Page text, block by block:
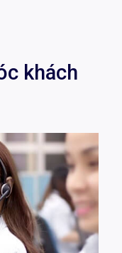
khách